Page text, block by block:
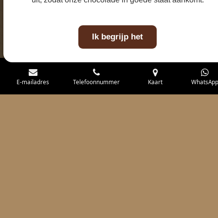
E-mailadres Telefoonnummer Kaart WhatsApp
Ik begrijp het